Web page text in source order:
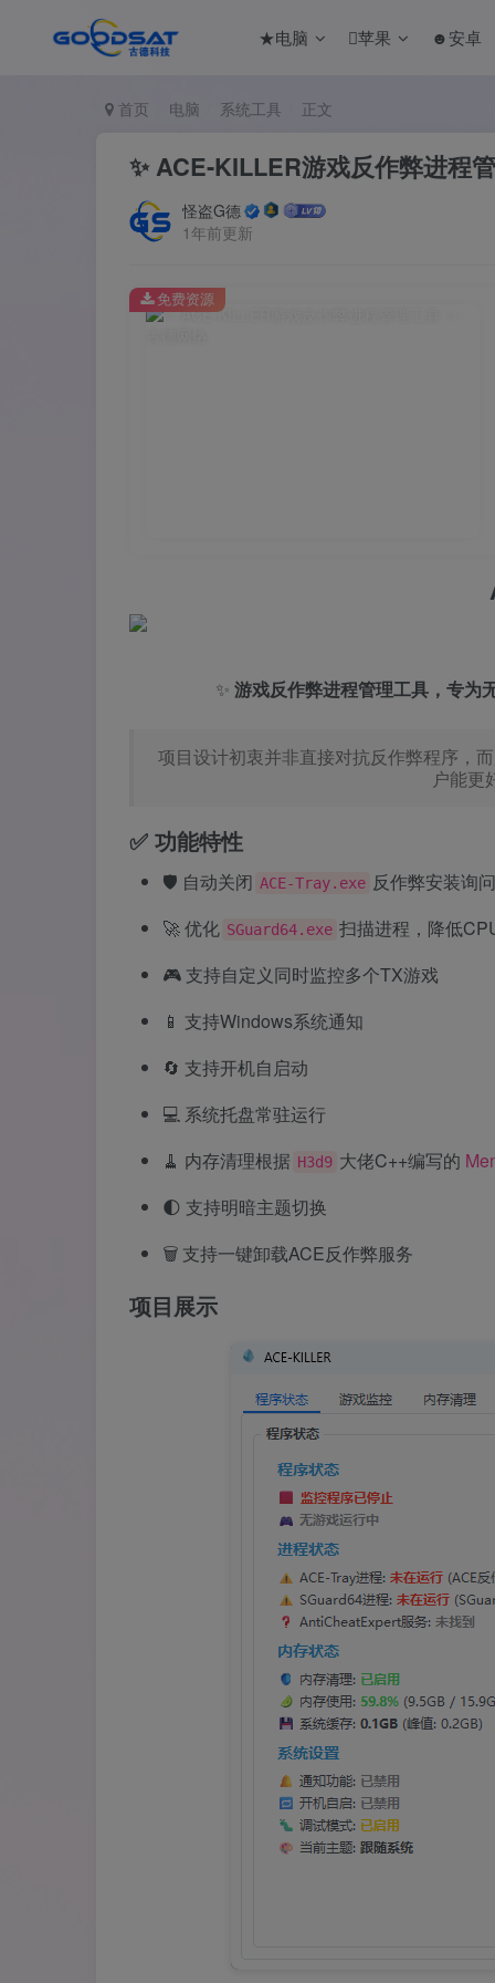
★电脑 苹果 ☻安卓
首页 电脑 系统工具 正文
✨ ACE-KILLER游戏反作弊进程
怪盗G德
1年前更新
免费资源
✨ 游戏反作弊进程管理工具，专为
项目设计初衷并非直接对抗反作弊程序，
户能更
✅ 功能特性
🛡️ 自动关闭 ACE-Tray.exe 反作弊安装询
🚀 优化 SGuard64.exe 扫描进程，降低
🎮 支持自定义同时监控多个TX游戏
📱 支持Windows系统通知
🔄 支持开机自启动
💻 系统托盘常驻运行
🧹 内存清理根据 H3d9 大佬C++编写的
🌓 支持明暗主题切换
🗑️ 支持一键卸载ACE反作弊服务
项目展示